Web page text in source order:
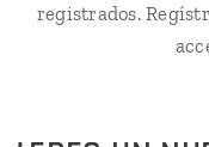
registrados.